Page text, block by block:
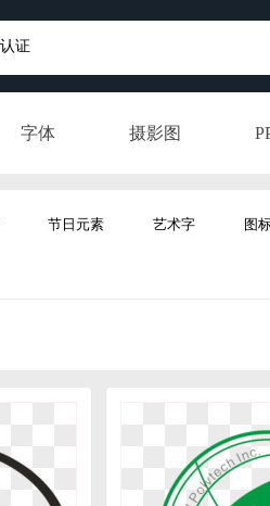
字体 摄影图
节日元素 艺术字 图